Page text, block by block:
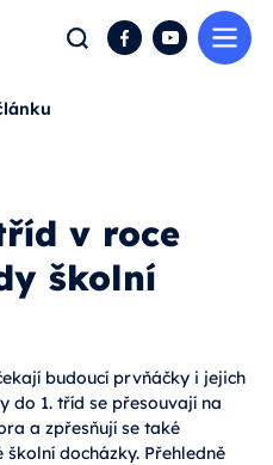
Hledat FacebookYouTube
v roce
školní
budoucí prvňáčky i jejich
do 1. tříd se přesouvají na
a zpřesňují se také
docházky. Přehledně